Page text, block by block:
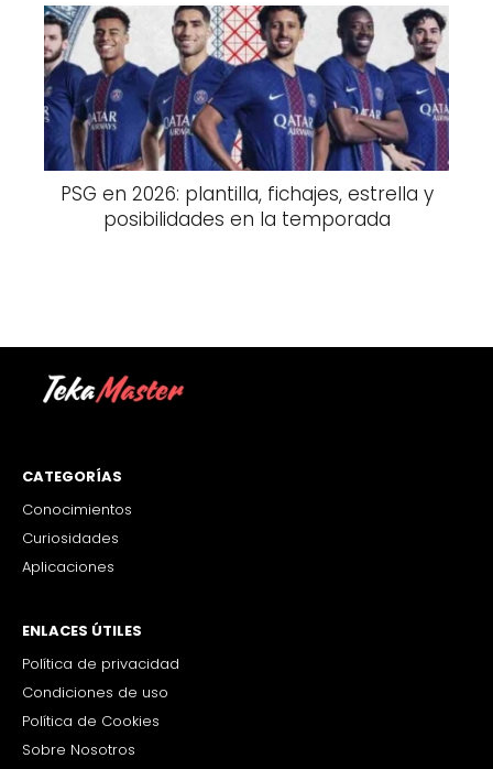
PSG en 2026: plantilla, fichajes, estrella y
posibilidades en la temporada
CATEGORÍAS
Conocimientos
Curiosidades
Aplicaciones
ENLACES ÚTILES
Política de privacidad
Condiciones de uso
Política de Cookies
Sobre Nosotros